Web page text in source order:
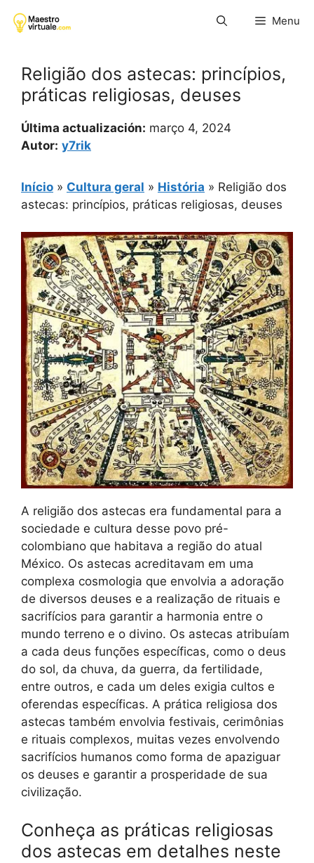
para
Menu
Religião dos astecas: princípios,
práticas religiosas, deuses
Última actualización: março 4, 2024
Autor: y7rik
Início » Cultura geral » História » Religião dos
astecas: princípios, práticas religiosas, deuses
A religião dos astecas era fundamental para a
sociedade e cultura desse povo pré-
colombiano que habitava a região do atual
México. Os astecas acreditavam em uma
complexa cosmologia que envolvia a adoração
de diversos deuses e a realização de rituais e
sacrifícios para garantir a harmonia entre o
mundo terreno e o divino. Os astecas atribuíam
a cada deus funções específicas, como o deus
do sol, da chuva, da guerra, da fertilidade,
entre outros, e cada um deles exigia cultos e
oferendas específicas. A prática religiosa dos
astecas também envolvia festivais, cerimônias
e rituais complexos, muitas vezes envolvendo
sacrifícios humanos como forma de apaziguar
os deuses e garantir a prosperidade de sua
civilização.
Conheça as práticas religiosas
dos astecas em detalhes neste